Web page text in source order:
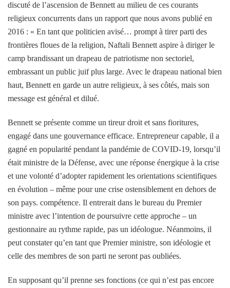
discuté de l’ascension de Bennett au milieu de ces courants
religieux concurrents dans un rapport que nous avons publié en
2016 : « En tant que politicien avisé… prompt à tirer parti des
frontières floues de la religion, Naftali Bennett aspire à diriger le
camp brandissant un drapeau de patriotisme non sectoriel,
embrassant un public juif plus large. Avec le drapeau national bien
haut, Bennett en garde un autre religieux, à ses côtés, mais son
message est général et dilué.
Bennett se présente comme un tireur droit et sans fioritures,
engagé dans une gouvernance efficace. Entrepreneur capable, il a
gagné en popularité pendant la pandémie de COVID-19, lorsqu’il
était ministre de la Défense, avec une réponse énergique à la crise
et une volonté d’adopter rapidement les orientations scientifiques
en évolution – même pour une crise ostensiblement en dehors de
son pays. compétence. Il entrerait dans le bureau du Premier
ministre avec l’intention de poursuivre cette approche – un
gestionnaire au rythme rapide, pas un idéologue. Néanmoins, il
peut constater qu’en tant que Premier ministre, son idéologie et
celle des membres de son parti ne seront pas oubliées.
En supposant qu’il prenne ses fonctions (ce qui n’est pas encore